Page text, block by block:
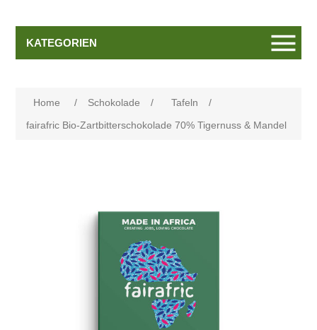
KATEGORIEN
Home / Schokolade / Tafeln
/
fairafric Bio-Zartbitterschokolade 70% Tigernuss & Mandel